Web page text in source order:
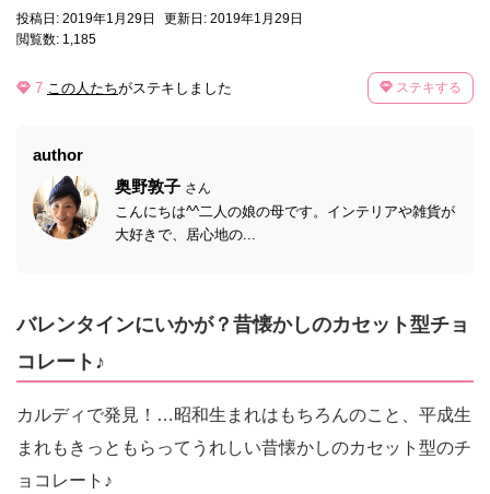
投稿日: 2019年1月29日
更新日: 2019年1月29日
閲覧数: 1,185
7 この人たちがステキしました ステキする
author
奥野敦子 さん
こんにちは^^二人の娘の母です。インテリアや雑貨が
大好きで、居心地の...
バレンタインにいかが？昔懐かしのカセット型チョ
コレート♪
カルディで発見！…昭和生まれはもちろんのこと、平成生
まれもきっともらってうれしい昔懐かしのカセット型のチ
ョコレート♪